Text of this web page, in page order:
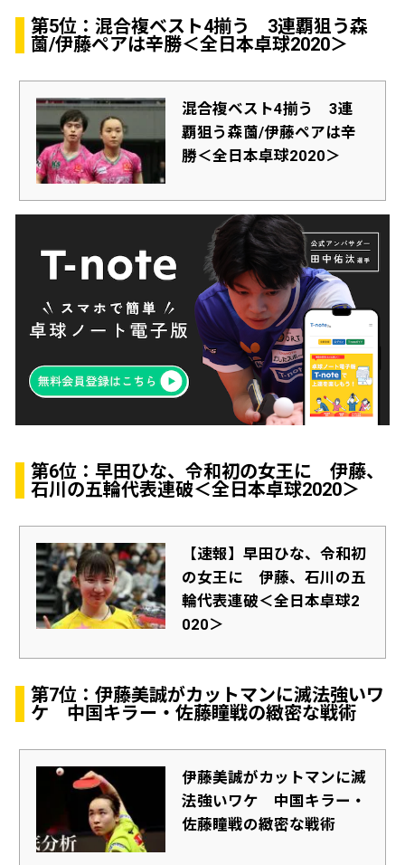
第5位：混合複ベスト4揃う 3連覇狙う森
薗/伊藤ペアは辛勝＜全日本卓球2020＞
混合複ベスト4揃う 3連
覇狙う森薗/伊藤ペアは辛
勝＜全日本卓球2020＞
第6位：早田ひな、令和初の女王に 伊藤、
石川の五輪代表連破＜全日本卓球2020＞
【速報】早田ひな、令和初
の女王に 伊藤、石川の五
輪代表連破＜全日本卓球2
020＞
第7位：伊藤美誠がカットマンに滅法強いワ
ケ 中国キラー・佐藤瞳戦の緻密な戦術
伊藤美誠がカットマンに滅
法強いワケ 中国キラー・
佐藤瞳戦の緻密な戦術